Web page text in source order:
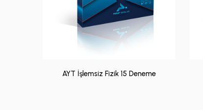
AYT İşlemsiz Fizik 15 Deneme